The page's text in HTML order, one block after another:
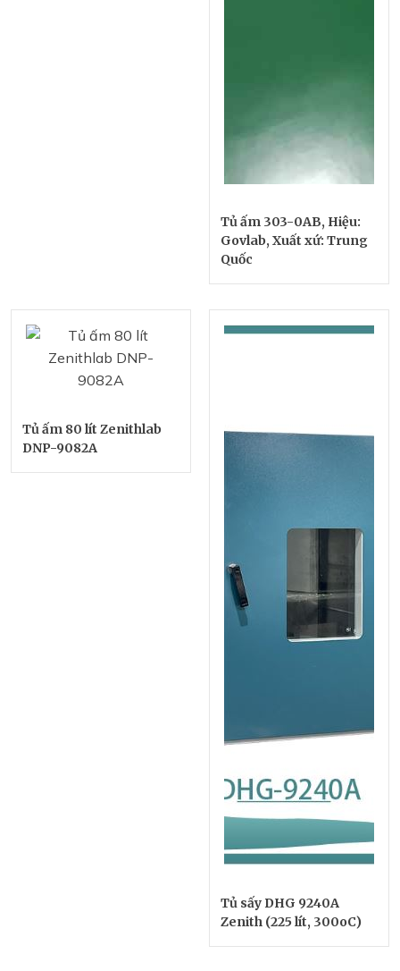
Tủ ấm 303-0AB, Hiệu:
Govlab, Xuất xứ: Trung
Quốc
Tủ ấm 80 lít Zenithlab
DNP-9082A
Tủ sấy DHG 9240A
Zenith (225 lít, 300oC)